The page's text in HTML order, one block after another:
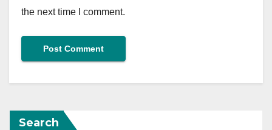
the next time I comment.
Search